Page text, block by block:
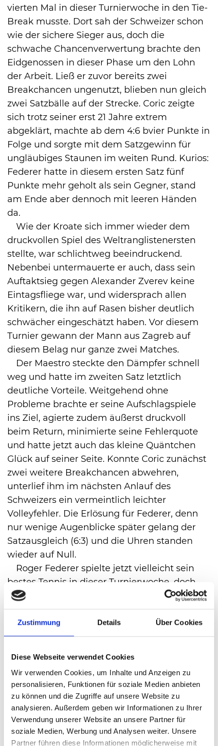
Zustimmung Details Über Cookies
Diese Webseite verwendet Cookies
Wir verwenden Cookies, um Inhalte und Anzeigen zu
personalisieren, Funktionen für soziale Medien anbieten
zu können und die Zugriffe auf unsere Website zu
analysieren. Außerdem geben wir Informationen zu Ihrer
Verwendung unserer Website an unsere Partner für
soziale Medien, Werbung und Analysen weiter. Unsere
Partner führen diese Informationen möglicherweise mit
vierten Mal in dieser Turnierwoche in den Tie-
Break musste. Dort sah der Schweizer schon
wie der sichere Sieger aus, doch die
schwache Chancenverwertung brachte den
Eidgenossen in dieser Phase um den Lohn
der Arbeit. Ließ er zuvor bereits zwei
Breakchancen ungenutzt, blieben nun gleich
zwei Satzbälle auf der Strecke. Coric zeigte
sich trotz seiner erst 21 Jahre extrem
abgeklärt, machte ab dem 4:6 bvier Punkte in
Folge und sorgte mit dem Satzgewinn für
ungläubiges Staunen im weiten Rund. Kurios:
Federer hatte in diesem ersten Satz fünf
Punkte mehr geholt als sein Gegner, stand
am Ende aber dennoch mit leeren Händen
da.
Wie der Kroate sich immer wieder dem
druckvollen Spiel des Weltranglistenersten
stellte, war schlichtweg beeindruckend.
Nebenbei untermauerte er auch, dass sein
Auftaktsieg gegen Alexander Zverev keine
Eintagsfliege war, und widersprach allen
Kritikern, die ihn auf Rasen bisher deutlich
schwächer eingeschätzt haben. Vor diesem
Turnier gewann der Mann aus Zagreb auf
diesem Belag nur ganze zwei Matches.
Der Maestro steckte den Dämpfer schnell
weg und hatte im zweiten Satz letztlich
deutliche Vorteile. Weitgehend ohne
Probleme brachte er seine Aufschlagspiele
ins Ziel, agierte zudem äußerst druckvoll
beim Return, minimierte seine Fehlerquote
und hatte jetzt auch das kleine Quäntchen
Glück auf seiner Seite. Konnte Coric zunächst
zwei weitere Breakchancen abwehren,
unterlief ihm im nächsten Anlauf des
Schweizers ein vermeintlich leichter
Volleyfehler. Die Erlösung für Federer, denn
nur wenige Augenblicke später gelang der
Satzausgleich (6:3) und die Uhren standen
wieder auf Null.
Roger Federer spielte jetzt vielleicht sein
bestes Tennis in dieser Turnierwoche, doch
auch Borna Coric ließ sich so schnell nicht
kleinkriegen und legte noch mal eine Schippe
drauf. Der Youngster schlug immer besser auf
und wurde dadurch noch mutiger. Das sollte
erste Breakchance des Satzes, Federer verzog
einen Rückhandslice und plötzlich stand der
Seriensieger der Gerry Weber Open mit dem
Rücken zur Wand. Einen Matchball bei
eigenem Aufschlag konnte Federer noch